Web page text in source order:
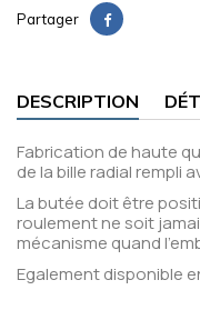
Partager
DESCRIPTION
Fabrication de haute
de la bille radial rempli
La butée doit être
roulement ne soit
mécanisme quand
Egalement disponible